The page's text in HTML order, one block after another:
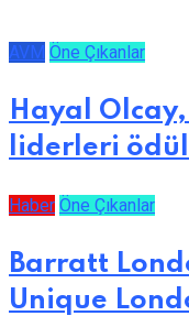
AVM Öne Çıkanlar
Hayal
liderleri
Haber Öne Çıkanlar
Barratt
Unique